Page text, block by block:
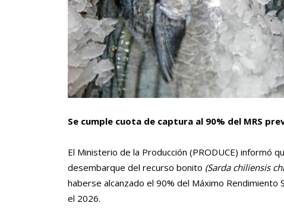
Se cumple cuota de captura al 90% del MRS
El Ministerio de la Producción (PRODUCE) informó
desembarque del recurso bonito (Sarda chiliensis
haberse alcanzado el 90% del Máximo
el 2026.